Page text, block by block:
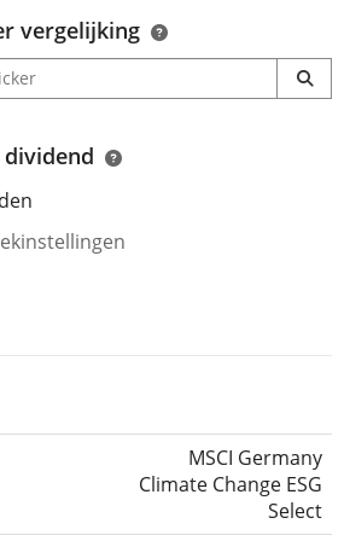
vergelijking
dividend
MSCI Germany
Climate Change ESG
Select